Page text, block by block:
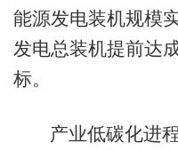
能源发电装机规模
发电总装机提前达
标。
产业低碳化进